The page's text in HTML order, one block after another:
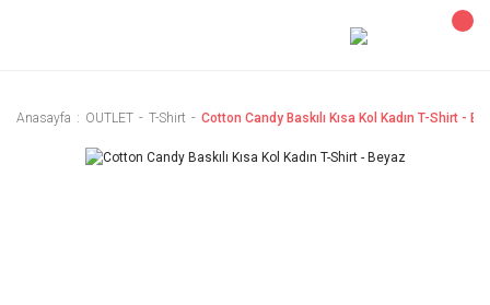
Anasayfa OUTLET T-Shirt Cotton Candy Baskılı Kısa Kol Kadın T-Shirt -